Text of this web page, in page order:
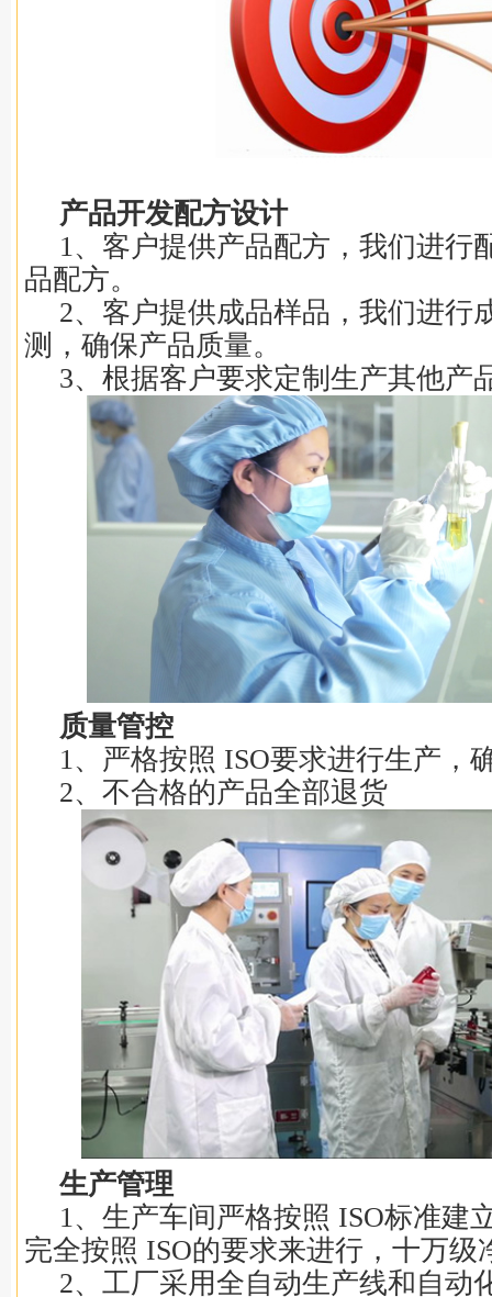
产品开发配方设计
1、客户提供产品配方，我们进行
品配方。
2、客户提供成品样品，我们进行
测，确保产品质量。
3、根据客户要求定制生产其他产
质量管控
1、严格按照 ISO要求进行生产，
2、不合格的产品全部退货
生产管理
1、生产车间严格按照 ISO标准建
完全按照 ISO的要求来进行，十万级
2、工厂采用全自动生产线和自动